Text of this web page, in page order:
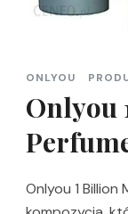
ONLYOU
Onlyou
Onlyou 1